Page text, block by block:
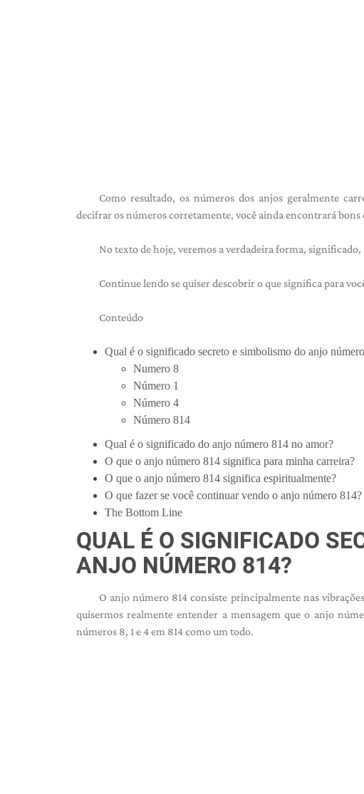
Como resultado, os números dos anjos geralmente
decifrar os números corretamente, você ainda encontrará bons
No texto de hoje, veremos a verdadeira forma,
Continue lendo se quiser descobrir o que significa para
Conteúdo
Qual é o significado secreto e simbolismo do anjo
Numero 8
Número 1
Número 4
Número 814
Qual é o significado do anjo número 814 no amor?
O que o anjo número 814 significa para minha carreira?
O que o anjo número 814 significa espiritualmente?
O que fazer se você continuar vendo o anjo número 814?
The Bottom Line
QUAL É O SIGNIFICADO
ANJO NÚMERO 814?
O anjo número 814 consiste principalmente nas
quisermos realmente entender a mensagem que o anjo
números 8, 1 e 4 em 814 como um todo.